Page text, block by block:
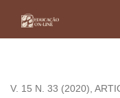
V. 15 N. 33 (2020),